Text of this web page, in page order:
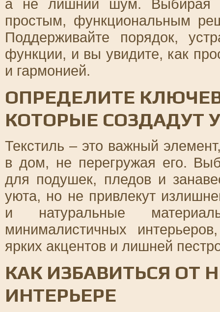
а не лишний шум. Выбирая
простым, функциональным
Поддерживайте порядок,
функции, и вы увидите, как
и гармонией.
ОПРЕДЕЛИТЕ
КОТОРЫЕ СОЗДАДУТ
Текстиль – это важный
в дом, не перегружая его.
для подушек, пледов и
уюта, но не привлекут
и натуральные
минималистичных
ярких акцентов и лишней
КАК ИЗБАВИТЬСЯ
ИНТЕРЬЕРЕ